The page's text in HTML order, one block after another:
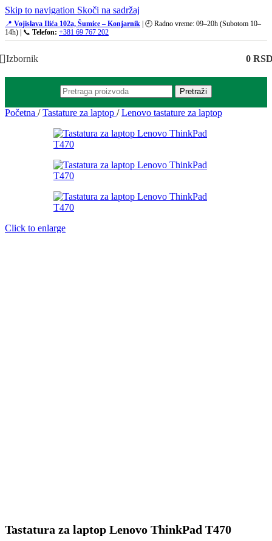
Skip to navigation Skoči na sadržaj
📍 Vojislava Ilića 102a, Šumice – Konjarnik | 🕘 Radno vreme: 09–20h (Subotom 10–
14h) | 📞 Telefon: +381 69 767 202
Izbornik 0
Pretraži
Početna / Tastature za laptop / Lenovo tastature za laptop
Click to enlarge
Tastatura za laptop Lenovo ThinkPad T470